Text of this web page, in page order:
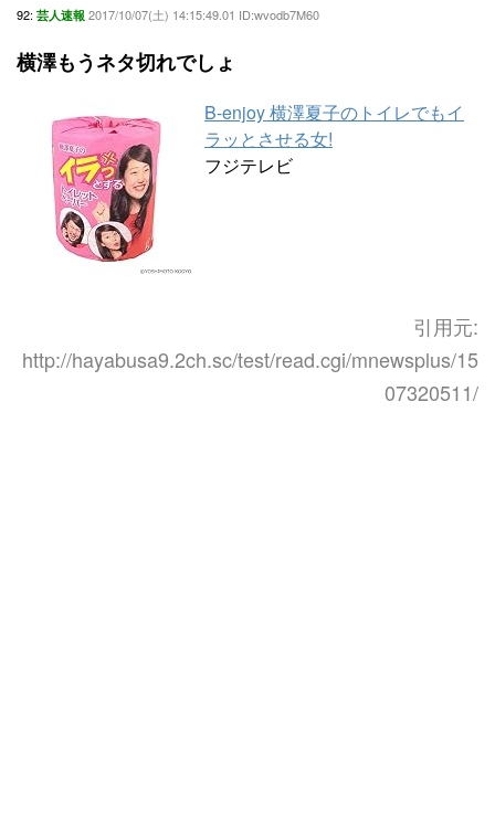
92: 芸人速報 2017/10/07(土) 14:15:49.01 ID:wvodb7M60
横澤もうネタ切れでしょ
B-enjoy 横澤夏子のトイレでもイ
ラッとさせる女!
フジテレビ
引用元:
http://hayabusa9.2ch.sc/test/read.cgi/mnewsplus/15
07320511/